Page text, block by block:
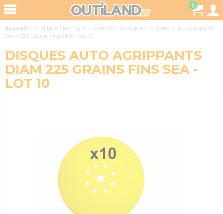
0
Accueil > Outillage Electrique > Abrasifs > Ponçage > Disques Auto Agrippants
Diam 225 Grains Fins SEA - Lot 10
DISQUES AUTO AGRIPPANTS
DIAM 225 GRAINS FINS SEA -
LOT 10